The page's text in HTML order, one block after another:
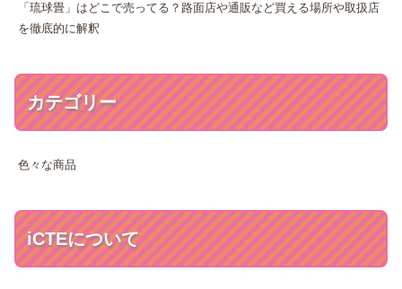
「琉球畳」はどこで売ってる？路面店や通販など買える場所や取扱店
を徹底的に解釈
カテゴリー
色々な商品
iCTEについて